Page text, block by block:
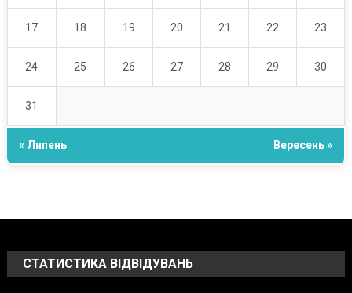
17 18 19 20 21 22 23
24 25 26 27 28 29 30
31
« Липень Вересень »
СТАТИСТИКА ВІДВІДУВАНЬ